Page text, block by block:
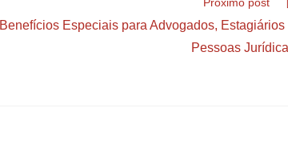
Benefícios Especiais para Advogados, Estagiários
Pessoas